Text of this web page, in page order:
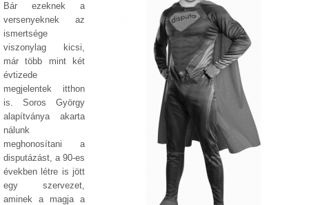
Bár ezeknek a
versenyeknek az
ismertsége
viszonylag kicsi,
már több mint két
évtizede
megjelentek itthon
is. Soros György
alapítványa akarta
nálunk
meghonosítani a
disputázást, a 90-es
években létre is jött
egy szervezet,
aminek a magja a